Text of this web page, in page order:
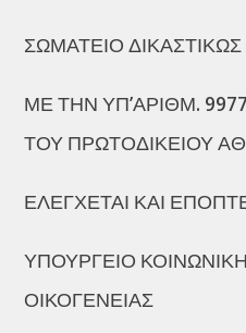
ΣΩΜΑΤΕΙΟ
ΜΕ ΤΗΝ ΥΠ’ΑΡΙΘΜ.
ΤΟΥ ΠΡΩΤΟΔΙΚΕΙΟΥ
ΕΛΕΓΧΕΤΑΙ ΚΑΙ
ΥΠΟΥΡΓΕΙΟ
ΟΙΚΟΓΕΝΕΙΑΣ